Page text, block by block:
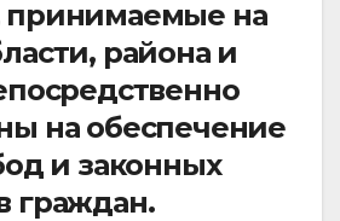
на
района и
на обеспечение
и законных
граждан.